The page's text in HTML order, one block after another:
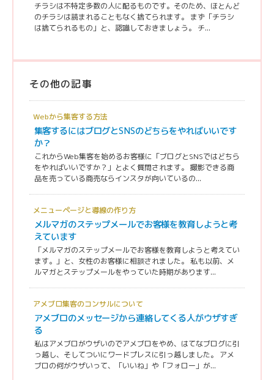
チラシは不特定多数の人に配るものです。そのため、ほとんど
のチラシは読まれることもなく捨てられます。 まず「チラシ
は捨てられるもの」と、認識しておきましょう。 チ...
その他の記事
Webから集客する方法
集客するにはブログとSNSのどちらをやればいいです
か？
これからWeb集客を始めるお客様に「ブログとSNSではどちら
をやればいいですか？」とよく質問されます。 撮影できる商
品を売っている商売ならインスタが向いているの...
メニューページと導線の作り方
メルマガのステップメールでお客様を教育しようと考
えています
「メルマガのステップメールでお客様を教育しようと考えてい
ます。」と、女性のお客様に相談されました。 私も以前、メ
ルマガとステップメールをやっていた時期があります...
アメブロ集客のコンサルについて
アメブロのメッセージから連絡してくる人がウザすぎ
る
私はアメブロがウザいのでアメブロをやめ、はてなブログに引
っ越し、そしてついにワードプレスに引っ越しました。 アメ
ブロの何がウザいって、「いいね」や「フォロー」が...